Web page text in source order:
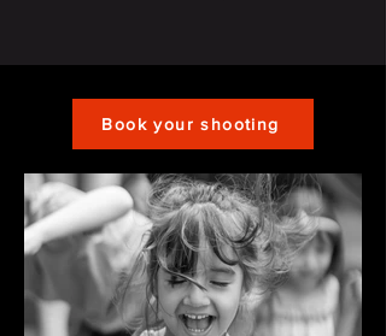
Book your shooting